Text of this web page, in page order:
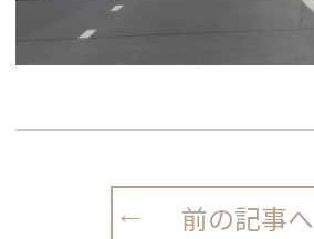
前の記事へ